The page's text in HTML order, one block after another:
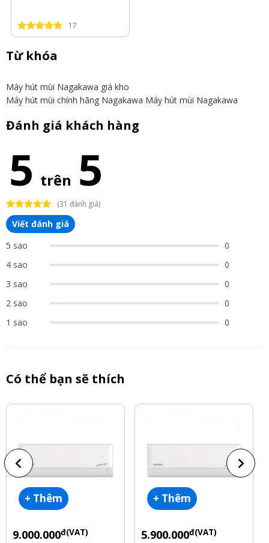
17
Từ khóa
Máy hút mùi Nagakawa giá kho
Máy hút mùi chính hãng Nagakawa Máy hút mùi Nagakawa
Đánh giá khách hàng
5 trên 5
(31 đánh giá)
Viết đánh giá
5 sao
0
4 sao
0
3 sao
0
2 sao
0
1 sao
0
Có thể bạn sẽ thích
+ Thêm
9.000.000đ(VAT)
+ Thêm
5.900.000đ(VAT)